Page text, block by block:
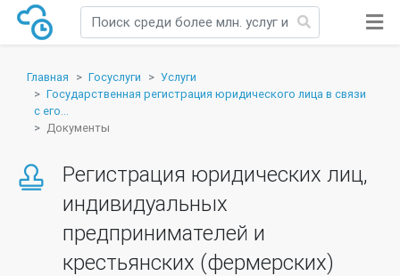
Главная Госуслуги
Услуги
Государственная регистрация юридического лица в связи
с его...
Документы
Регистрация юридических лиц,
индивидуальных
предпринимателей и
крестьянских (фермерских)